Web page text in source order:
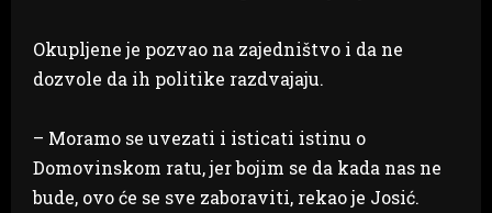
Okupljene je pozvao na zajedništvo i da ne
dozvole da ih politike razdvajaju.
– Moramo se uvezati i isticati istinu o
Domovinskom ratu, jer bojim se da kada nas ne
bude, ovo će se sve zaboraviti, rekao je Josić.